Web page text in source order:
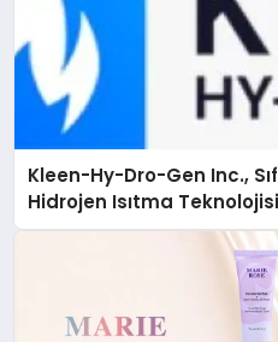
Kleen-Hy-Dro-Gen Inc.,
Hidrojen Isıtma
Düzenleyici Onaylarını